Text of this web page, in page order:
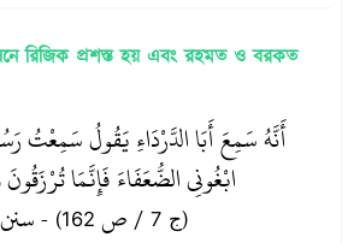
রিজিক প্রশস্ত হয় এবং রহমত ও বরকত
أَنَّهُ سَمِعَ أَبَا الدَّرْدَاءِ يَقُولُ سَمِعْتُ
ابْغُونِي الضُّعَفَاءَ فَإِنَّمَا
- (ج 7 / ص 162)